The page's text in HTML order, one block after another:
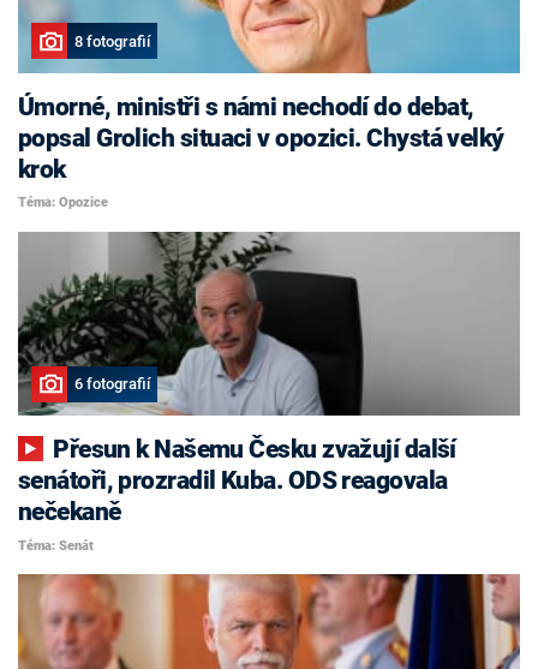
8 fotografií
Úmorné, ministři s námi nechodí do debat,
popsal Grolich situaci v opozici. Chystá velký
krok
Téma: Opozice
6 fotografií
senátoři, prozradil Kuba. ODS reagovala
nečekaně
Téma: Senát